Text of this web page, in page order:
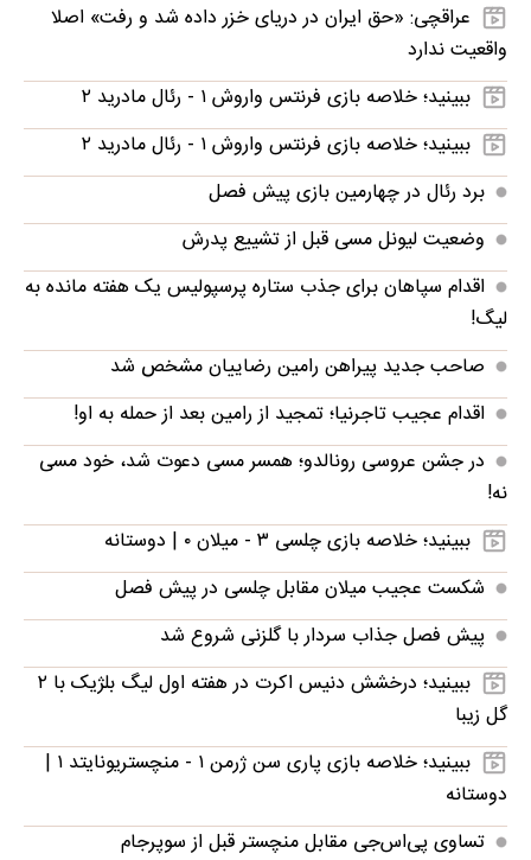
عراقچی: «حق ایران در دریای خزر داده شد و رفت» اصلا
واقعیت ندارد
ببینید؛ خلاصه بازی فرنتس واروش ۱ - رئال مادرید ۲
ببینید؛ خلاصه بازی فرنتس واروش ۱ - رئال مادرید ۲
برد رئال در چهارمین بازی پیش فصل
وضعیت لیونل مسی قبل از تشییع پدرش
اقدام سپاهان برای جذب ستاره پرسپولیس یک هفته مانده به
لیگ!
صاحب جدید پیراهن رامین رضاییان مشخص شد
اقدام عجیب تاجرنیا؛ تمجید از رامین بعد از حمله به او!
در جشن عروسی رونالدو؛ همسر مسی دعوت شد، خود مسی
نه!
ببینید؛ خلاصه بازی چلسی ۳ - میلان ۰ | دوستانه
شکست عجیب میلان مقابل چلسی در پیش فصل
پیش فصل جذاب سردار با گلزنی شروع شد
ببینید؛ درخشش دنیس اکرت در هفته اول لیگ بلژیک با ۲
گل زیبا
ببینید؛ خلاصه بازی پاری سن ژرمن ۱ - منچستریونایتد ۱ |
دوستانه
تساوی پی‌اس‌جی مقابل منچستر قبل از سوپرجام